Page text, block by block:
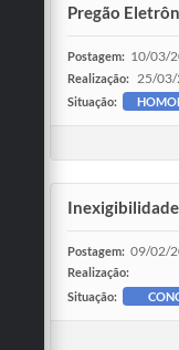
Pregão
Postagem: 10/03/
Realização: 25/03/
Situação:
Postagem: 09/02/
Realização:
Situação: